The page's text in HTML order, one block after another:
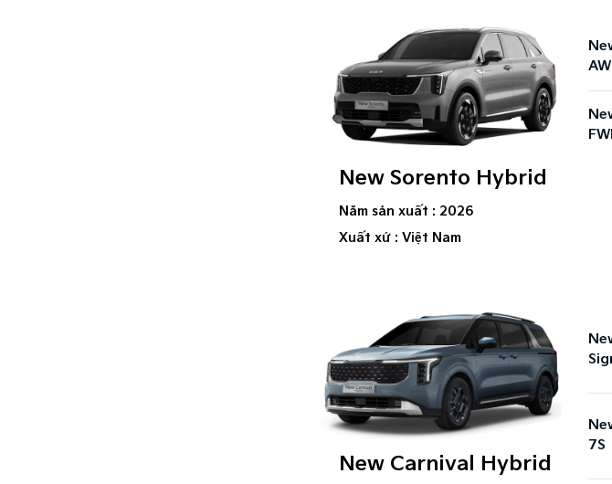
New Sorento Hybrid
Năm sản xuất : 2026
Xuất xứ : Việt Nam
New Carnival Hybrid
7S